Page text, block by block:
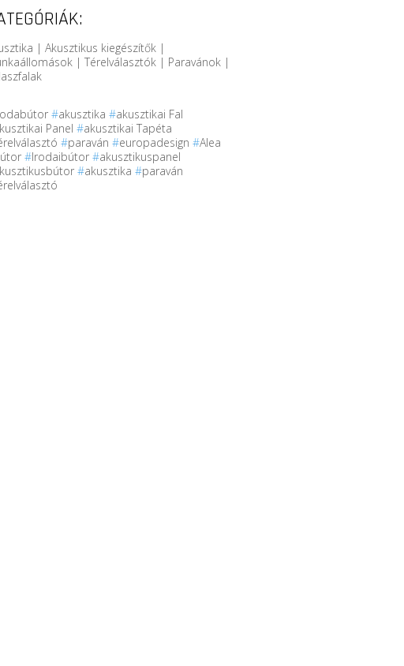
| Akusztikus kiegészítők |
| Térelválasztók | Paravánok |
#akusztika #akusztikai Fal
Panel #akusztikai Tapéta
#paraván #europadesign #Alea
#Irodaibútor #akusztikuspanel
#akusztika #paraván